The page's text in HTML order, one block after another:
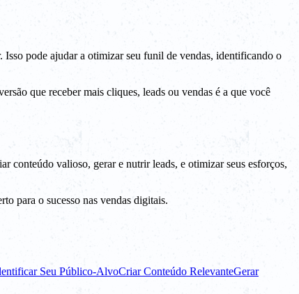
pode ajudar a otimizar seu funil de vendas, identificando o
que receber mais cliques, leads ou vendas é a que você
conteúdo valioso, gerar e nutrir leads, e otimizar seus esforços,
para o sucesso nas vendas digitais.
Seu Público-AlvoCriar Conteúdo RelevanteGerar